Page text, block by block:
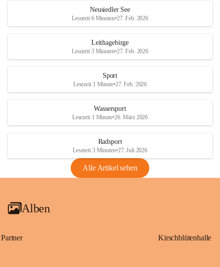
S
und den daraus folgenden wirtschaftlichen
Maßnahmen zur Bekämpfung
Rebe und der Amerikanischen
Anhang VBl. EU Nr. 18
1 Seite•1,4 MB
VBl. EU Nr. 18_2026
r
S
Neusiedler See
Lesezeit 6 Minuten•27. Feb. 2026
Leithagebirge
Lesezeit 3 Minuten•27. Feb. 2026
Sport
Lesezeit 1 Minute•27. Feb. 2026
Wassersport
Lesezeit 1 Minute•26. März 2026
Radsport
Lesezeit 3 Minuten•27. Juli 2026
Alle Artikel sehen
Alben
Partner Kirschblütenhalle